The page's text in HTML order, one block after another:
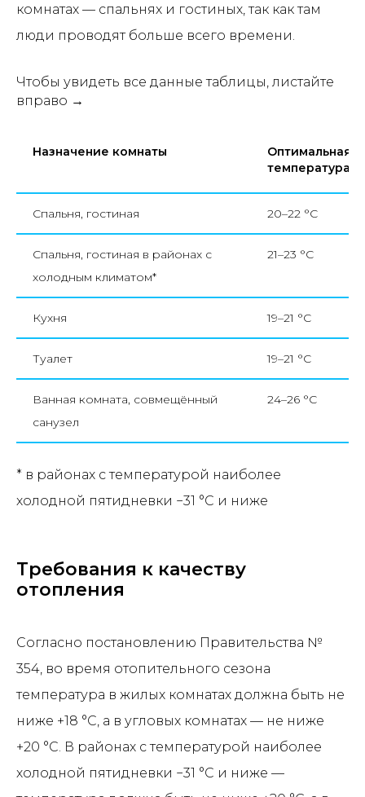
комнатах — спальнях и гостиных, так как там
люди проводят больше всего времени.
Чтобы увидеть все данные таблицы, листайте
вправо →
Назначение комнаты
Оптимальная
температура
Спальня, гостиная 20–22 °С
Спальня, гостиная в районах с
холодным климатом*
21–23 °С
Кухня 19–21 °С
Туалет 19–21 °С
Ванная комната, совмещённый
санузел
24–26 °С
* в районах с температурой наиболее
холодной пятидневки −31 °С и ниже
Требования к качеству
отопления
Согласно постановлению Правительства №
354, во время отопительного сезона
температура в жилых комнатах должна быть не
ниже +18 °C, а в угловых комнатах — не ниже
+20 °C. В районах с температурой наиболее
холодной пятидневки −31 °C и ниже —